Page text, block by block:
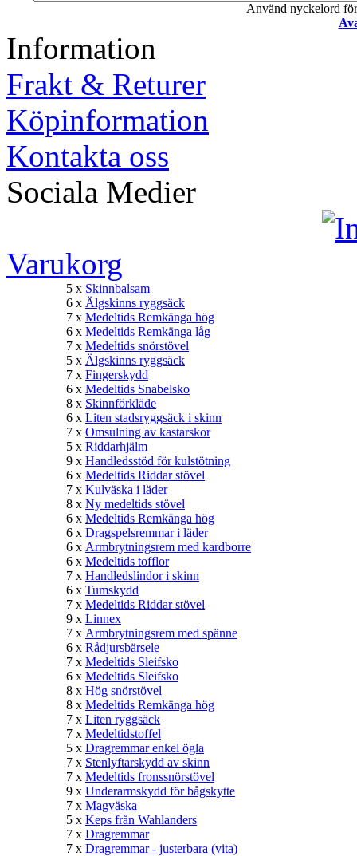
Använd nyckelord
Information
Frakt & Returer
Köpinformation
Kontakta oss
Sociala Medier
Varukorg
5 x Skinnbalsam
6 x Älgskinns ryggsäck
7 x Medeltids Remkänga hög
6 x Medeltids Remkänga låg
7 x Medeltids snörstövel
5 x Älgskinns ryggsäck
7 x Fingerskydd
6 x Medeltids Snabelsko
8 x Skinnförkläde
6 x Liten stadsryggsäck i skinn
7 x Omsulning av kastarskor
5 x Riddarhjälm
9 x Handledsstöd för kulstötning
6 x Medeltids Riddar stövel
7 x Kulväska i läder
8 x Ny medeltids stövel
6 x Medeltids Remkänga hög
6 x Dragspelsremmar i läder
6 x Armbrytningsrem med kardborre
6 x Medeltids tofflor
7 x Handledslindor i skinn
6 x Tumskydd
7 x Medeltids Riddar stövel
9 x Linnex
7 x Armbrytningsrem med spänne
6 x Rådjursbärsele
7 x Medeltids Sleifsko
6 x Medeltids Sleifsko
8 x Hög snörstövel
8 x Medeltids Remkänga hög
7 x Liten ryggsäck
7 x Medeltidstoffel
5 x Dragremmar enkel ögla
7 x Stenlyftarskydd av skinn
7 x Medeltids fronssnörstövel
9 x Underarmskydd för bågskytte
7 x Magväska
5 x Keps från Wahlanders
7 x Dragremmar
7 x Dragremmar - justerbara (vita)